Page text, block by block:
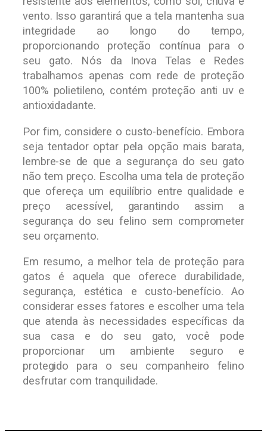
vento. Isso garantirá que a tela mantenha sua
integridade ao longo do tempo,
proporcionando proteção contínua para o
seu gato. Nós da Inova Telas e Redes
trabalhamos apenas com rede de proteção
100% polietileno, contém proteção anti uv e
antioxidadante.
Por fim, considere o custo-benefício. Embora
seja tentador optar pela opção mais barata,
lembre-se de que a segurança do seu gato
não tem preço. Escolha uma tela de proteção
que ofereça um equilíbrio entre qualidade e
preço acessível, garantindo assim a
segurança do seu felino sem comprometer
seu orçamento.
Em resumo, a melhor tela de proteção para
gatos é aquela que oferece durabilidade,
segurança, estética e custo-benefício. Ao
considerar esses fatores e escolher uma tela
que atenda às necessidades específicas da
sua casa e do seu gato, você pode
proporcionar um ambiente seguro e
protegido para o seu companheiro felino
desfrutar com tranquilidade.